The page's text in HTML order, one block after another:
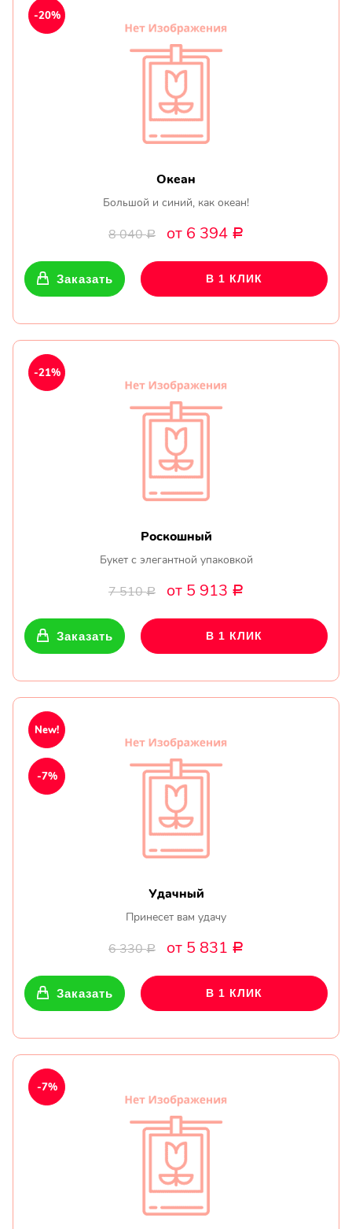
Океан
Большой и синий, как океан!
8 040Р от 6 394 Р
-20%
Заказать В 1 КЛИК
Роскошный
Букет с элегантной упаковкой
7 510Р от 5 913 Р
-21%
Заказать В 1 КЛИК
Удачный
Принесет вам удачу
6 330Р от 5 831 Р
New!
-7%
Заказать В 1 КЛИК
-7%